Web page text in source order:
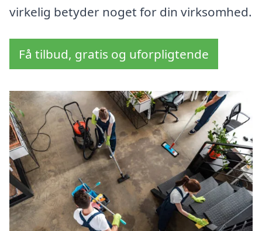
virkelig betyder noget for din virksomhed.
Få tilbud, gratis og uforpligtende